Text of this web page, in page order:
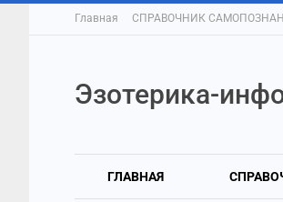
Главная СПРАВОЧНИК
Эзотерика-
ГЛАВНАЯ